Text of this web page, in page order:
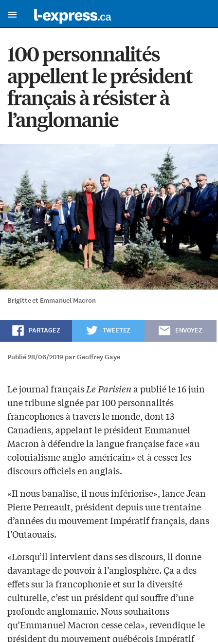
100 personnalités
appellent le président
français à résister à
l’anglomanie
Brigitte et Emmanuel Macron
PARTAGEZ TWEETEZ ENVOYEZ
Publié 28/06/2019 par Geoffrey Gaye
Le journal françaisLe Parisiena publié le 16 juin
une tribune signée par 100 personnalités
francophones à travers le monde, dont 13
Canadiens, appelant le président Emmanuel
Macron à défendre la langue française face «au
colonialisme anglo-américain» et à cesser les
discours officiels en anglais.
«Il nous banalise, il nous infériorise», lance Jean-
Pierre Perreault, président depuis une trentaine
d’années du mouvement Impératif français, dans
l’Outaouais.
«Lorsqu’il intervient dans ses discours, il donne
davantage de pouvoir à l’anglosphère. Ça a des
effets sur la francophonie et sur la diversité
culturelle, c’est un président qui souffre d’une
profonde anglomanie. Nous souhaitons
qu’Emmanuel Macron cesse cela», revendique le
président du mouvement québécois Impératif